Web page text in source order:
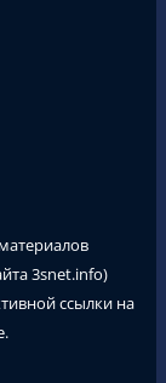
3snet.info)
ссылки на